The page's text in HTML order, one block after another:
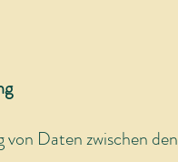
Daten zwischen